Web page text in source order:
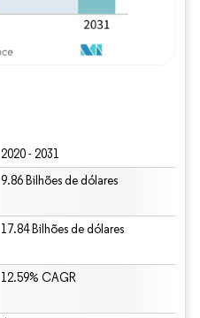
2020 - 2031
9.86 Bilhões de dólares
17.84 Bilhões de dólares
12.59% CAGR